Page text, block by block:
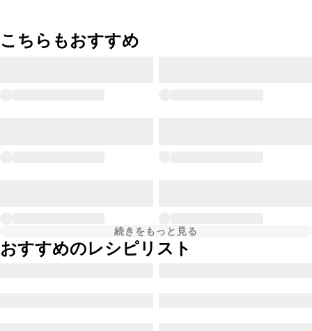
こちらもおすすめ
続きをもっと見る
おすすめのレシピリスト